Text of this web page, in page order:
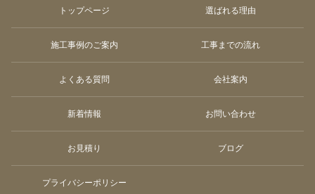
トップページ 選ばれる理由
施工事例のご案内 工事までの流れ
よくある質問 会社案内
新着情報 お問い合わせ
お見積り ブログ
プライバシーポリシー